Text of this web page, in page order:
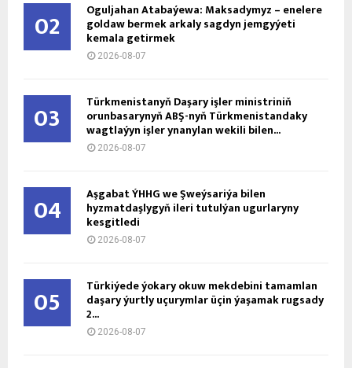
02 Oguljahan Atabaýewa: Maksadymyz – enelere
goldaw bermek arkaly sagdyn jemgyýeti
kemala getirmek
2026-08-07
03 Türkmenistanyň Daşary işler ministriniň
orunbasarynyň ABŞ-nyň Türkmenistandaky
wagtlaýyn işler ynanylan wekili bilen...
2026-08-07
04 Aşgabat ÝHHG we Şweýsariýa bilen
hyzmatdaşlygyň ileri tutulýan ugurlaryny
kesgitledi
2026-08-07
05 Türkiýede ýokary okuw mekdebini tamamlan
daşary ýurtly uçurymlar üçin ýaşamak rugsady
2...
2026-08-07